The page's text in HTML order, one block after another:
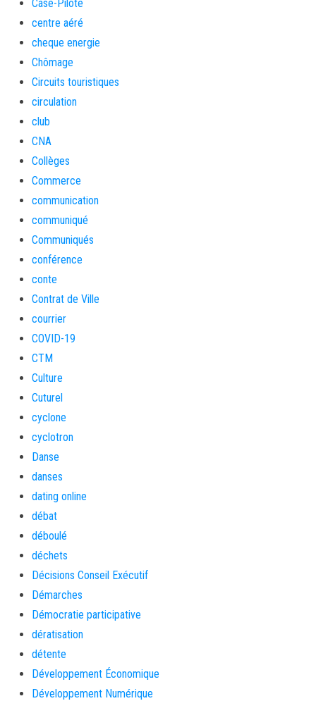
Case-Pilote
centre aéré
cheque energie
Chômage
Circuits touristiques
circulation
club
CNA
Collèges
Commerce
communication
communiqué
Communiqués
conférence
conte
Contrat de Ville
courrier
COVID-19
CTM
Culture
Cuturel
cyclone
cyclotron
Danse
danses
dating online
débat
déboulé
déchets
Décisions Conseil Exécutif
Démarches
Démocratie participative
dératisation
détente
Développement Économique
Développement Numérique